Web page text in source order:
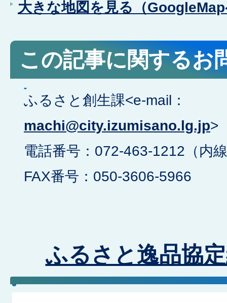
大きな地図を見る（
この記事に関するお
ふるさと創生課<e-mail：
machi@city.izumisano.lg.jp>
電話番号：072-463-1212（内
FAX番号：050-3606-5966
ふるさと逸品協